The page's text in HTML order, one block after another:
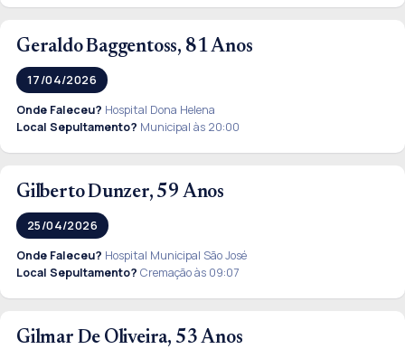
Geraldo Baggentoss, 81 Anos
17/04/2026
Onde Faleceu? Hospital Dona Helena
Local Sepultamento? Municipal às 20:00
Gilberto Dunzer, 59 Anos
25/04/2026
Onde Faleceu? Hospital Municipal São José
Local Sepultamento? Cremação às 09:07
Gilmar De Oliveira, 53 Anos